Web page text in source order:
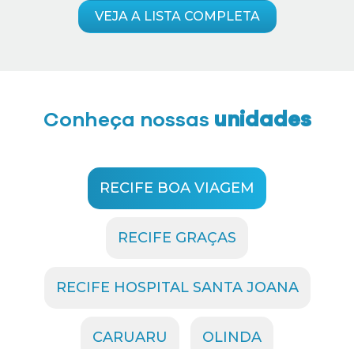
VEJA A LISTA COMPLETA
Conheça nossas unidades
RECIFE BOA VIAGEM
RECIFE GRAÇAS
RECIFE HOSPITAL SANTA JOANA
CARUARU OLINDA